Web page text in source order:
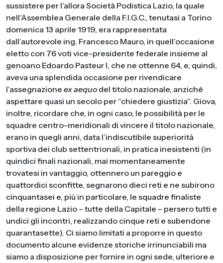
sussistere per l’allora Società Podistica Lazio, la quale
nell’Assemblea Generale della F.I.G.C., tenutasi a Torino
domenica 13 aprile 1919, era rappresentata
dall’autorevole ing. Francesco Mauro, in quell’occasione
eletto con 76 voti vice-presidente federale insieme al
genoano Edoardo Pasteur I, che ne ottenne 64, e, quindi,
aveva una splendida occasione per rivendicare
l’assegnazione ex aequo del titolo nazionale, anziché
aspettare quasi un secolo per “chiedere giustizia”. Giova,
inoltre, ricordare che, in ogni caso, le possibilità per le
squadre centro-meridionali di vincere il titolo nazionale,
erano in quegli anni, data l’indiscutibile superiorità
sportiva dei club settentrionali, in pratica inesistenti (in
quindici finali nazionali, mai momentaneamente
trovatesi in vantaggio, ottennero un pareggio e
quattordici sconfitte, segnarono dieci reti e ne subirono
cinquantasei e, più in particolare, le squadre finaliste
della regione Lazio – tutte della Capitale – persero tutti e
undici gli incontri, realizzando cinque reti e subendone
quarantasette). Ci siamo limitati a proporre in questo
documento alcune evidenze storiche irrinunciabili ma
siamo a disposizione per fornire in ogni sede, ulteriore e